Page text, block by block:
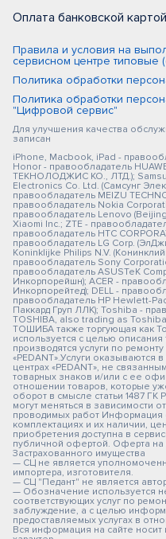
Оплата банковской картой
Правила и условия на
сервисном центре типовые
Политика обработки
Политика обработки
"Цифровой сервис"
Для улучшения качества
записан
iPhone, Macbook, iPad -
Honor - правообладатель
ТЕКНОЛОДЖИС КО., ЛТД.);
Electronics Co. Ltd. (Самсунг
правообладатель MEIZU
правообладатель Nokia
правообладатель Lenovo
Xiaomi Inc.; ZTE -
правообладатель HTC
правообладатель LG Corp.
Koninklijke Philips N.V.
правообладатель Sony
правообладатель ASUSTeK
Инкорпорейшн); ACER -
Инкорпорейтед); DELL -
правообладатель HP Hewlett-
Паккард Груп ЛЛК); Toshiba -
TOSHIBA, also trading as
ТОШИБА также торгующая как
используется с целью
производятся услуги по
«PEDANT».Услуги оказываются
центрах «PEDANT», не
товарных знаков и/или с ее
отношении товаров, которые
оборот в смысле статьи 1487 ГК
могут меняться в зависимости
проводимых работ Информация
комплектациях и их наличии,
приобретения доступна в
публичной офертой. Оферта
Застрахованного имущества
— СЦ не является
импортера, изготовителя.
— СЦ "Педант" не является
— Обозначение используется
соответствующих услуг по
заблуждение, а с целью
предоставляемых услугах в
Вся информация на сайте